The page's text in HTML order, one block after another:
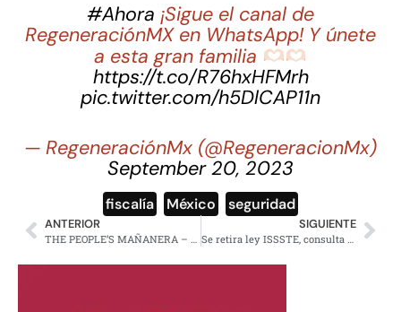
#Ahora ¡Sigue el canal de
RegeneraciónMX en WhatsApp! Y únete
a esta gran familia
https://t.co/R76hxHFMrh
pic.twitter.com/h5DlCAP11n
— RegeneraciónMx (@RegeneracionMx)
September 20, 2023
fiscalía México seguridad
ANTERIOR SIGUIENTE